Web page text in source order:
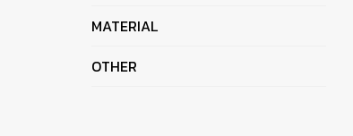
MATERIAL
OTHER